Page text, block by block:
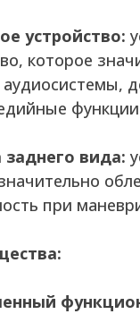
устройство:
которое
заднего вида:
при